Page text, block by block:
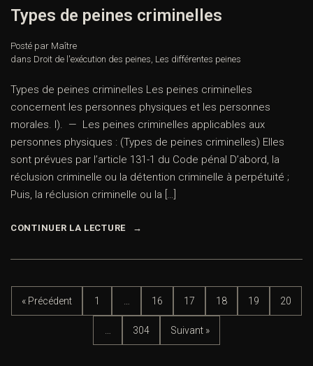
Types de peines criminelles
Posté par Maître
dans Droit de l'exécution des peines, Les différentes peines
Types de peines criminelles Les peines criminelles
concernent les personnes physiques et les personnes
morales. I). — Les peines criminelles applicables aux
personnes physiques : (Types de peines criminelles) Elles
sont prévues par l’article 131-1 du Code pénal D’abord, la
réclusion criminelle ou la détention criminelle à perpétuité ;
Puis, la réclusion criminelle ou la […]
CONTINUER LA LECTURE
« Précédent 1 16 17 18 19 20
304 Suivant »